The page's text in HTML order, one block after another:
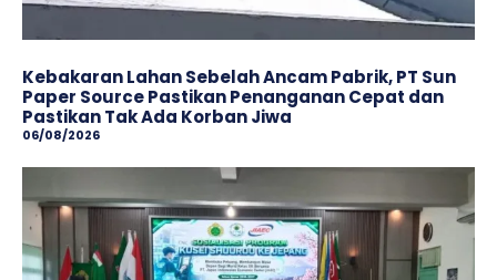
Kebakaran Lahan Sebelah Ancam Pabrik, PT Sun
Paper Source Pastikan Penanganan Cepat dan
Pastikan Tak Ada Korban Jiwa
06/08/2026